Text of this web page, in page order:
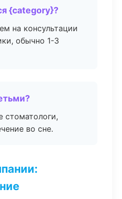
{category}?
на консультации
обычно 1-3
стоматологи,
во сне.